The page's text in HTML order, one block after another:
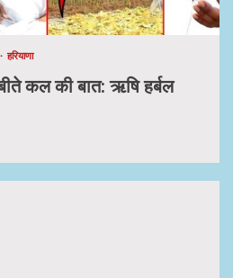
हरियाणा
कल की बात: ऋषि हर्बल